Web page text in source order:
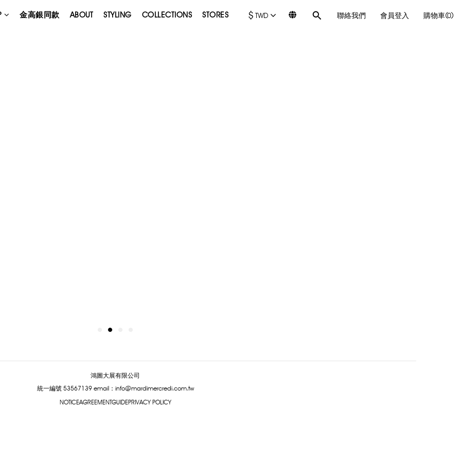
$ TWD 聯絡我們 會員登入 購物車(0)
金高銀同款 ABOUT STYLING COLLECTIONS STORES
鴻圖大展有限公司
統一編號 53567139 email：info@mardimercredi.com.tw
NOTICEAGREEMENTGUIDEPRIVACY POLICY